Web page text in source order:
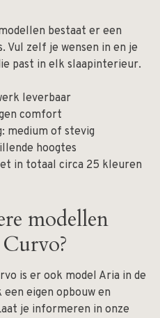
bestaat er een
Vul zelf je wensen in en je
past in elk slaapinterieur.
leverbaar
comfort
medium of stevig
hoogtes
in totaal circa 25 kleuren
modellen
is er ook model Aria in de
eigen opbouw en
je informeren in onze